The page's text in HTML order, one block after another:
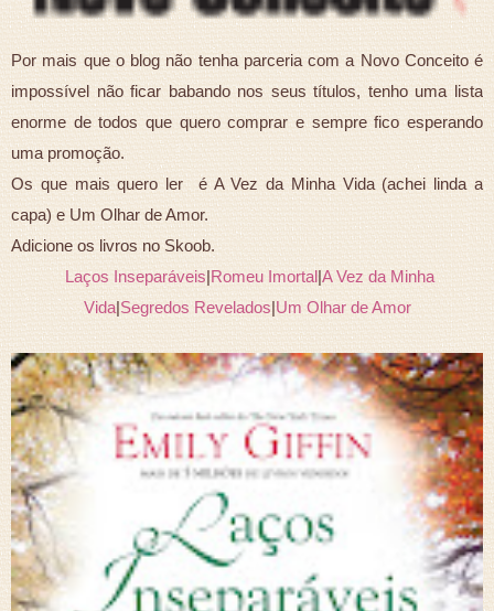
Por mais que o blog não tenha parceria com a Novo Conceito é
impossível não ficar babando nos seus títulos, tenho uma lista
enorme de todos que quero comprar e sempre fico esperando
uma promoção.
Os que mais quero ler é A Vez da Minha Vida (achei linda a
capa) e Um Olhar de Amor.
Adicione os livros no Skoob.
Laços Inseparáveis|Romeu Imortal|A Vez da Minha
Vida|Segredos Revelados|Um Olhar de Amor